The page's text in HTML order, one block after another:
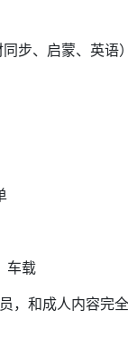
步、启蒙、英语）
车载
，和成人内容完全